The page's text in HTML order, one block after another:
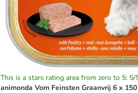
This is a stars rating area from zero to 5: 5/
animonda Vom Feinsten Graanvrij 6 x